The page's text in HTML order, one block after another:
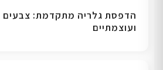
הדפסת גלריה מתקדמת: צבעים
ועוצמתיים